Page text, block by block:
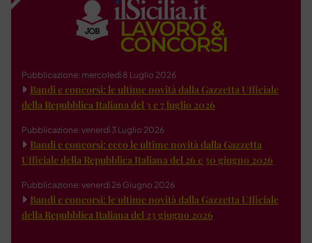
Pubblicazione: mercoledì 8 Luglio 2026
Bandi e concorsi: le ultime novità dalla Gazzetta Ufficiale
della Repubblica Italiana del 3 e 7 luglio 2026
Pubblicazione: venerdì 3 Luglio 2026
Bandi e concorsi: ecco le ultime novità dalla Gazzetta
Ufficiale della Repubblica Italiana del 26 e 30 giugno 2026
Pubblicazione: venerdì 26 Giugno 2026
Bandi e concorsi: le ultime novità dalla Gazzetta Ufficiale
della Repubblica Italiana del 23 giugno 2026